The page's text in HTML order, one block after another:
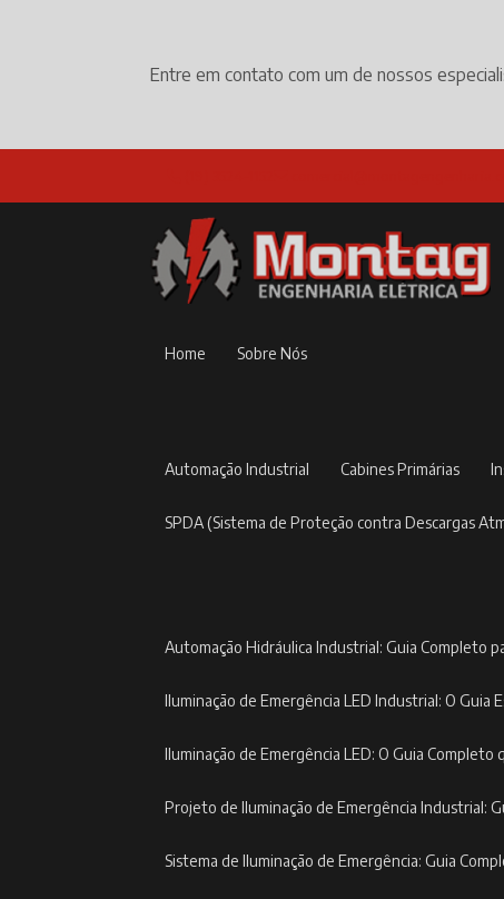
Entre em contato com um de nossos
Home Sobre Nós
Automação Industrial Cabines Primárias
SPDA (Sistema de Proteção contra Descargas
Automação Hidráulica Industrial: Guia Completo
Iluminação de Emergência LED Industrial: O Guia
Iluminação de Emergência LED: O Guia Completo
Projeto de Iluminação de Emergência Industrial:
Sistema de Iluminação de Emergência: Guia